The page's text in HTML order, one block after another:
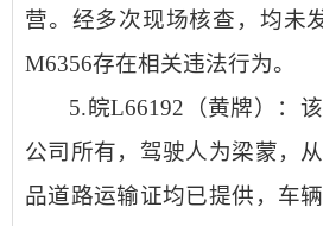
营。经多次现场核查，均未
M6356存在相关违法行为。
5.皖L66192（黄牌）：
公司所有，驾驶人为梁蒙，
品道路运输证均已提供，车